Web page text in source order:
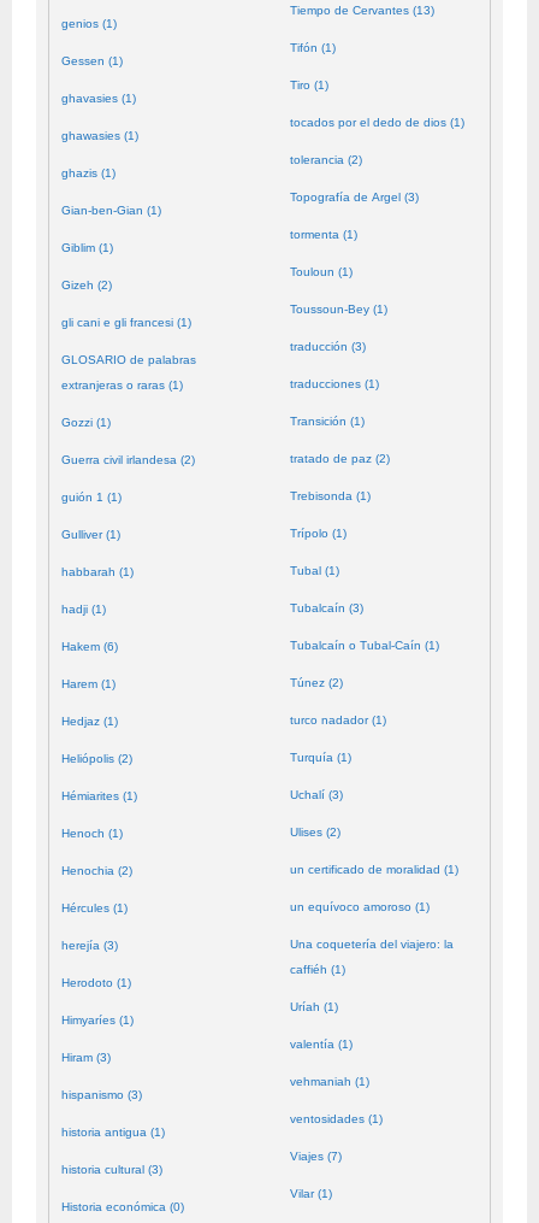
genios (1)
Gessen (1)
ghavasies (1)
ghawasies (1)
ghazis (1)
Gian-ben-Gian (1)
Giblim (1)
Gizeh (2)
gli cani e gli francesi (1)
GLOSARIO de palabras
extranjeras o raras (1)
Gozzi (1)
Guerra civil irlandesa (2)
guión 1 (1)
Gulliver (1)
habbarah (1)
hadji (1)
Hakem (6)
Harem (1)
Hedjaz (1)
Heliópolis (2)
Hémiarites (1)
Henoch (1)
Henochia (2)
Hércules (1)
herejía (3)
Herodoto (1)
Himyaríes (1)
Hiram (3)
hispanismo (3)
historia antigua (1)
historia cultural (3)
Historia económica (0)
Tiempo de Cervantes (13)
Tifón (1)
Tiro (1)
tocados por el dedo de dios (1)
tolerancia (2)
Topografía de Argel (3)
tormenta (1)
Touloun (1)
Toussoun-Bey (1)
traducción (3)
traducciones (1)
Transición (1)
tratado de paz (2)
Trebisonda (1)
Trípolo (1)
Tubal (1)
Tubalcaín (3)
Tubalcaín o Tubal-Caín (1)
Túnez (2)
turco nadador (1)
Turquía (1)
Uchalí (3)
Ulises (2)
un certificado de moralidad (1)
un equívoco amoroso (1)
Una coquetería del viajero: la
caffiéh (1)
Uríah (1)
valentía (1)
vehmaniah (1)
ventosidades (1)
Viajes (7)
Vilar (1)